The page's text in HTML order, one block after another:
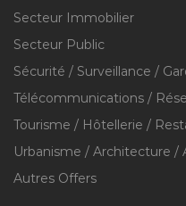
Secteur Immobilier
Secteur Public
Sécurité / Surveillance /
Télécommunications /
Tourisme / Hôtellerie /
Urbanisme / Architecture
Autres Offers